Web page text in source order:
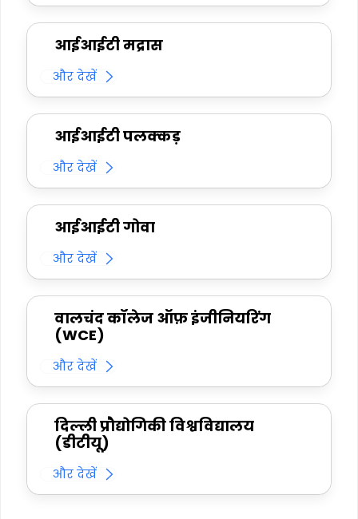
आईआईटी मद्रास
और देखें
आईआईटी पलक्कड़
और देखें
आईआईटी गोवा
और देखें
वालचंद कॉलेज ऑफ़ इंजीनियरिंग
(WCE)
और देखें
दिल्ली प्रौद्योगिकी विश्वविद्यालय
(डीटीयू)
और देखें